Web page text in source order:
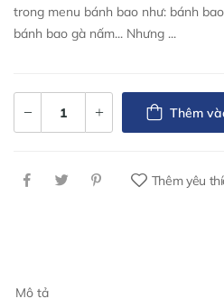
trong menu bánh bao như: bánh
bánh bao gà nấm... Nhưng ...
Thêm
Thêm yêu
Mô tả